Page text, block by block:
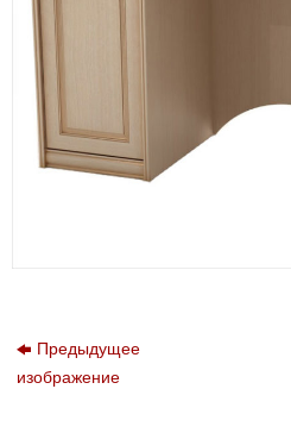
Предыдущее
изображение